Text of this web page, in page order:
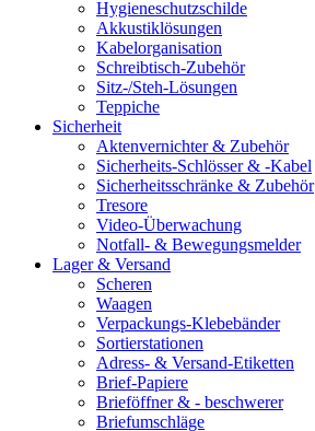
Hygieneschutzschilde
Akkustiklösungen
Kabelorganisation
Schreibtisch-Zubehör
Sitz-/Steh-Lösungen
Teppiche
Sicherheit
Aktenvernichter & Zubehör
Sicherheits-Schlösser & -Kabel
Sicherheitsschränke & Zubehör
Tresore
Video-Überwachung
Notfall- & Bewegungsmelder
Lager & Versand
Scheren
Waagen
Verpackungs-Klebebänder
Sortierstationen
Adress- & Versand-Etiketten
Brief-Papiere
Brieföffner & - beschwerer
Briefumschläge